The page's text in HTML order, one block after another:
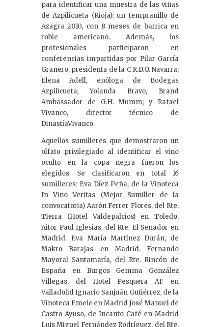
para identificar una muestra de las viñas
de Azpilicueta (Rioja): un tempranillo de
Azagra 2010, con 8 meses de barrica en
roble americano. Además, los
profesionales participaron en
conferencias impartidas por Pilar García
Granero, presidenta de la C.R.D.O. Navarra;
Elena Adell, enóloga de Bodegas
Azpilicueta; Yolanda Bravo, Brand
Ambassador de G.H. Mumm; y Rafael
Vivanco, director técnico de
DinastíaVivanco.
Aquellos sumilleres que demostraron un
olfato privilegiado al identificar el vino
oculto en la copa negra fueron los
elegidos. Se clasificaron en total 16
sumilleres: Eva Díez Peña, de la Vinoteca
In Vino Veritas (Mejor Sumiller de la
convocatoria) Aarón Ferrer Flores, del Rte.
Tierra (Hotel Valdepalcios) en Toledo.
Aitor Paul Iglesias, del Rte. El Senador en
Madrid. Eva María Martínez Durán, de
Makro Barajas en Madrid. Fernando
Mayoral Santamaría, del Rte. Rincón de
España en Burgos Gemma González
Villegas, del Hotel Pesquera AF en
Valladolid Ignacio Sanjuán Gutiérrez, de la
Vinoteca Emele en Madrid José Manuel de
Castro Ayuso, de Incanto Café en Madrid
Luis Miguel Fernández Rodríguez, del Rte.